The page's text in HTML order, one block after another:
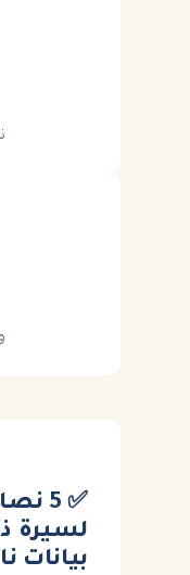
✅ 5
لسيرة
بيانات